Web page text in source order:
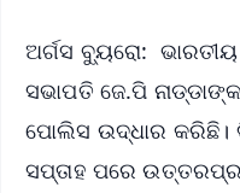
ଅର୍ଗସ ବ୍ୟୁରୋ: ଭାରତୀୟ
ସଭାପତି ଜେ.ପି
ପୋଲିସ ଉଦ୍ଧାର କରିଛି।
ସପ୍ତାହ ପରେ